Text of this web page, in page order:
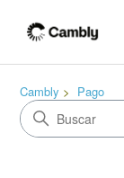
Cambly Pago